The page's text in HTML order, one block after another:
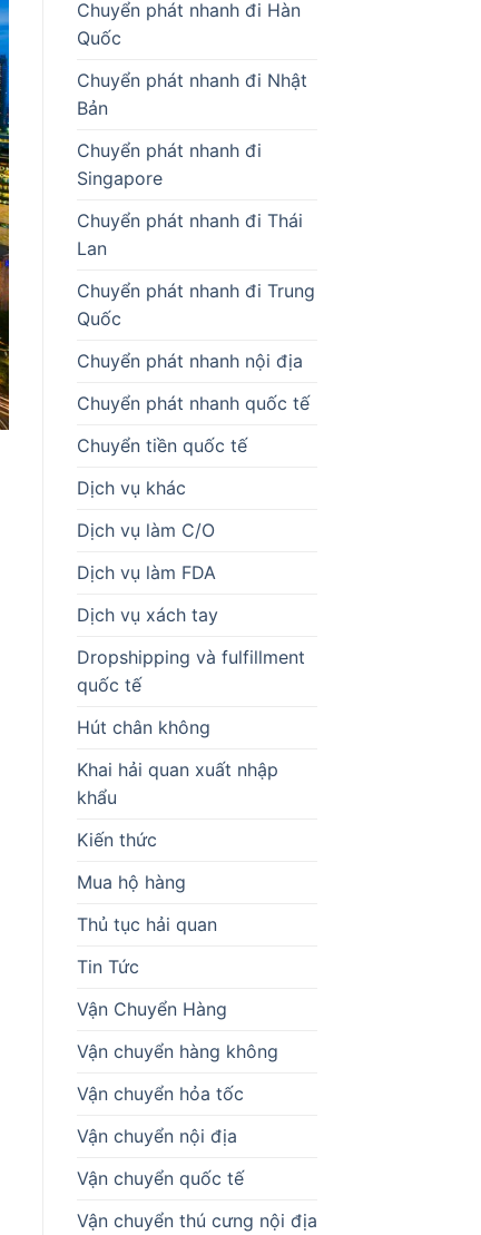
Chuyển phát nhanh đi Hàn
Quốc
Chuyển phát nhanh đi Nhật
Bản
Chuyển phát nhanh đi
Singapore
Chuyển phát nhanh đi Thái
Lan
Chuyển phát nhanh đi Trung
Quốc
Chuyển phát nhanh nội địa
Chuyển phát nhanh quốc tế
Chuyển tiền quốc tế
Dịch vụ khác
Dịch vụ làm C/O
Dịch vụ làm FDA
Dịch vụ xách tay
Dropshipping và fulfillment
quốc tế
Hút chân không
Khai hải quan xuất nhập
khẩu
Kiến thức
Mua hộ hàng
Thủ tục hải quan
Tin Tức
Vận Chuyển Hàng
Vận chuyển hàng không
Vận chuyển hỏa tốc
Vận chuyển nội địa
Vận chuyển quốc tế
Vận chuyển thú cưng nội địa